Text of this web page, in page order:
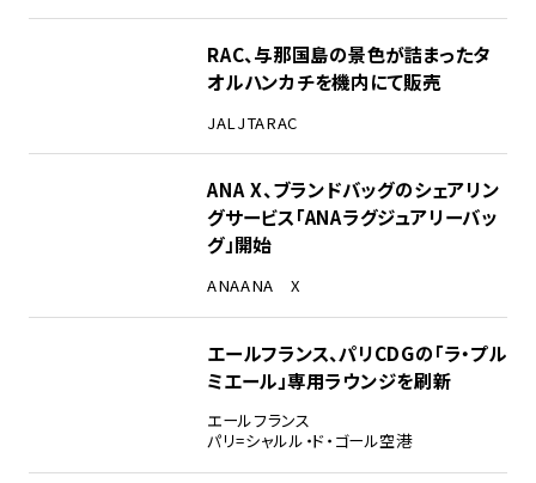
RAC、与那国島の景色が詰まったタ
オルハンカチを機内にて販売
JAL JTARAC
ANA X、ブランドバッグのシェアリン
グサービス「ANAラグジュアリーバッ
グ」開始
ANAANA X
エールフランス、パリCDGの「ラ・プル
ミエール」専用ラウンジを刷新
エールフランス
パリ=シャルル・ド・ゴール空港